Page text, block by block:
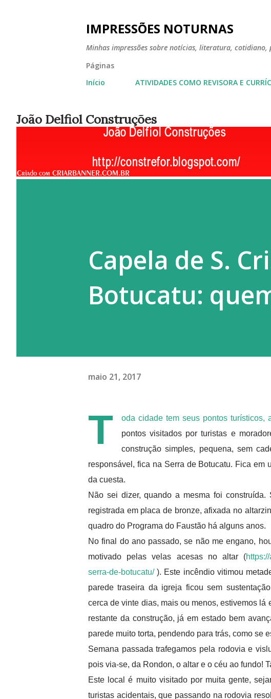
IMPRESSÕES NOTURNAS
Minhas impressões sobre notícias, literatura,
Páginas
Início
ATIVIDADES COMO REVISORA E
João Delfiol Construções
Capela de S.
Botucatu:
maio 21, 2017
T
oda cidade tem seus pontos turísticos,
pontos visitados por turistas e
construção simples, pequena, sem
responsável, fica na Serra de Botucatu. Fica
da cuesta.
Não sei dizer, quando a mesma foi
registrada em placa de bronze, afixada no
quadro do Programa do Faustão há alguns anos.
No final do ano passado, se não me engano,
motivado pelas velas acesas no altar (
serra-de-botucatu/). Este incêndio vitimou
parede traseira da igreja ficou sem
cerca de vinte dias, mais ou menos, estivemos
restante da construção, já em estado bem
parede muito torta, pendendo para trás, como se
Semana passada trafegamos pela rodovia e
pois via-se, da Rondon, o altar e o céu ao fundo!
Este local é muito visitado por muita gente,
turistas acidentais, que passando na rodovia